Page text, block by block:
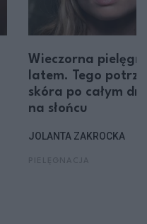
Wieczorna
latem. Tego
skóra po całym
na słońcu
JOLANTA ZAKROCKA